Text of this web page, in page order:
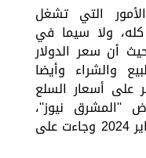
التي تشغل
ولا سيما في
أن سعر الدولار
والشراء وأيضا
على أسعار السلع
''المشرق نيوز''،
أسعار العملات اليوم الاحد 21يناير 2024 وجاءت على